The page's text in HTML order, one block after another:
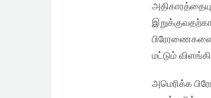
மட்டும்
அமெரிக்க